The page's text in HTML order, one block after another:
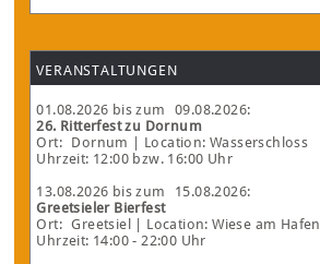
VERANSTALTUNGEN
01.08.2026 bis zum 09.08.2026:
26. Ritterfest zu Dornum
Ort: Dornum
| Location: Wasserschloss
Uhrzeit: 12:00 bzw. 16:00 Uhr
13.08.2026 bis zum 15.08.2026:
Greetsieler Bierfest
Ort: Greetsiel
| Location: Wiese am Hafen
Uhrzeit: 14:00 - 22:00 Uhr